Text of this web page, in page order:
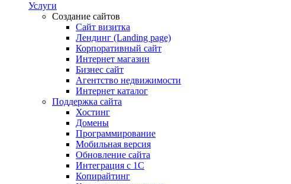
Услуги
Создание сайтов
Сайт визитка
Лендинг (Landing page)
Корпоративный сайт
Интернет магазин
Бизнес сайт
Агентство недвижимости
Интернет каталог
Поддержка сайта
Хостинг
Домены
Программирование
Мобильная версия
Обновление сайта
Интеграция с 1С
Копирайтинг